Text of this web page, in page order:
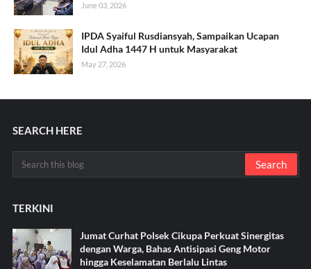
June 03, 2026
IPDA Syaiful Rusdiansyah, Sampaikan Ucapan
Idul Adha 1447 H untuk Masyarakat
May 27, 2026
SEARCH HERE
TERKINI
Jumat Curhat Polsek Cikupa Perkuat Sinergitas
dengan Warga, Bahas Antisipasi Geng Motor
hingga Keselamatan Berlalu Lintas